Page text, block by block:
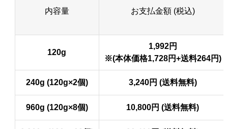
内容量 お支払金額 (税込)
120g
1,992円
※(本体価格1,728円+送料264円)
240g (120g×2個) 3,240円 (送料無料)
960g (120g×8個) 10,800円 (送料無料)